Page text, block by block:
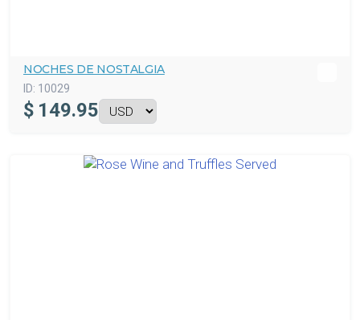
NOCHES DE NOSTALGIA
ID: 10029
$ 149.95